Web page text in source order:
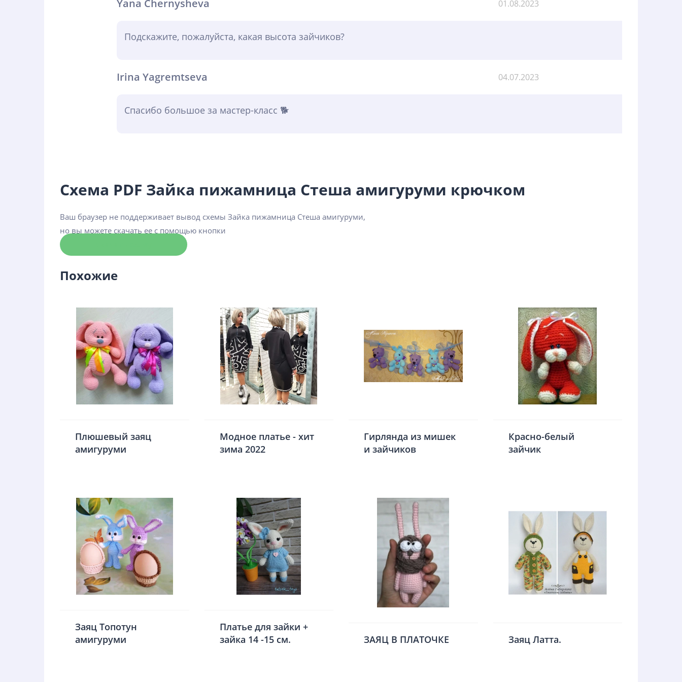
Yana Chernysheva 01.08.2023
Подскажите, пожалуйста, какая высота зайчиков?
Irina Yagremtseva 04.07.2023
Спасибо большое за мастер-класс 🐕
Схема PDF Зайка пижамница Стеша амигуруми крючком
Ваш браузер не поддерживает вывод схемы Зайка пижамница Стеша амигуруми,
но вы можете скачать ее с помощью кнопки
Похожие
Плюшевый заяц
амигуруми
Модное платье - хит
зима 2022
Гирлянда из мишек
и зайчиков
Красно-белый
зайчик
Заяц Топотун
амигуруми
Платье для зайки +
зайка 14 -15 см.
ЗАЯЦ В ПЛАТОЧКЕ Заяц Латта.